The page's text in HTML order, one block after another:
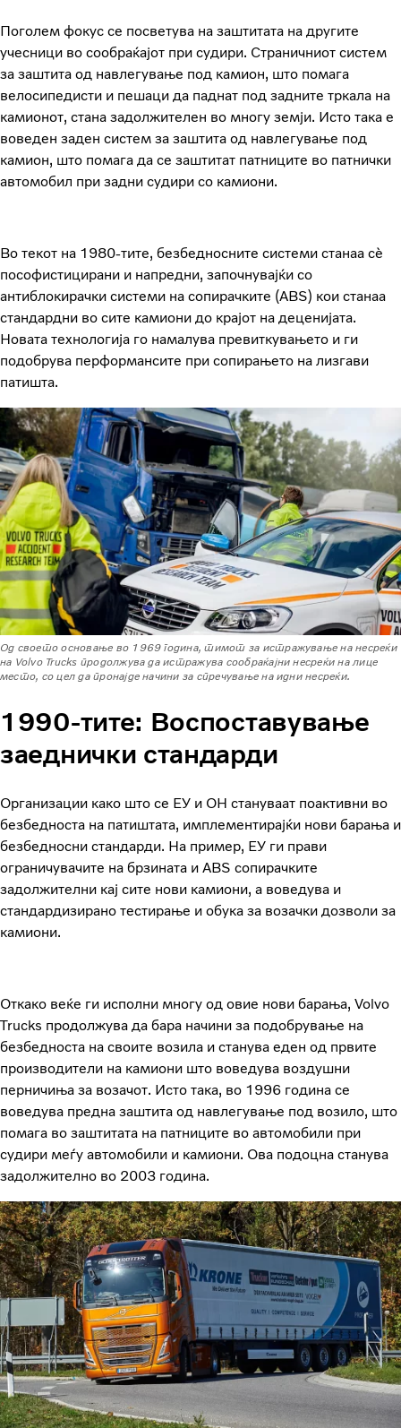
Поголем фокус се посветува на заштитата на другите
учесници во сообраќајот при судири. Страничниот систем
за заштита од навлегување под камион, што помага
велосипедисти и пешаци да паднат под задните тркала на
камионот, стана задолжителен во многу земји. Исто така е
воведен заден систем за заштита од навлегување под
камион, што помага да се заштитат патниците во патнички
автомобил при задни судири со камиони.
Во текот на 1980-тите, безбедносните системи станаа сè
пософистицирани и напредни, започнувајќи со
антиблокирачки системи на сопирачките (ABS) кои станаа
стандардни во сите камиони до крајот на деценијата.
Новата технологија го намалува превиткувањето и ги
подобрува перформансите при сопирањето на лизгави
патишта.
Од своето основање во 1969 година, тимот за истражување на несреќи
на Volvo Trucks продолжува да истражува сообраќајни несреќи на лице
место, со цел да пронајде начини за спречување на идни несреќи.
1990-тите: Воспоставување
заеднички стандарди
Организации како што се ЕУ и ОН стануваат поактивни во
безбедноста на патиштата, имплементирајќи нови барања и
безбедносни стандарди. На пример, ЕУ ги прави
ограничувачите на брзината и ABS сопирачките
задолжителни кај сите нови камиони, а воведува и
стандардизирано тестирање и обука за возачки дозволи за
камиони.
Откако веќе ги исполни многу од овие нови барања, Volvo
Trucks продолжува да бара начини за подобрување на
безбедноста на своите возила и станува еден од првите
производители на камиони што воведува воздушни
перничиња за возачот. Исто така, во 1996 година се
воведува предна заштита од навлегување под возило, што
помага во заштитата на патниците во автомобили при
судири меѓу автомобили и камиони. Ова подоцна станува
задолжително во 2003 година.